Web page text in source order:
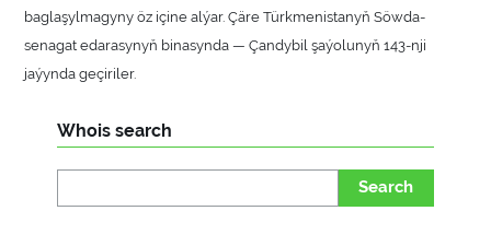
baglaşylmagyny öz içine alýar. Çäre Türkmenistanyň Söwda-
senagat edarasynyň binasynda — Çandybil şaýolunyň 143-nji
jaýynda geçiriler.
Whois search
Search